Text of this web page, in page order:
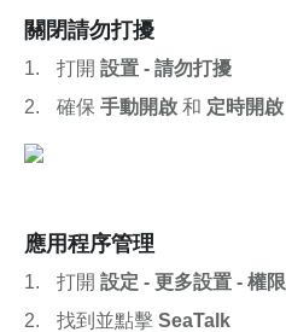
關閉請勿打擾
打開 設置 - 請勿打擾
確保 手動開啟 和 定時開啟
應用程序管理
打開 設定 - 更多設置 - 權限
找到並點擊 SeaTalk